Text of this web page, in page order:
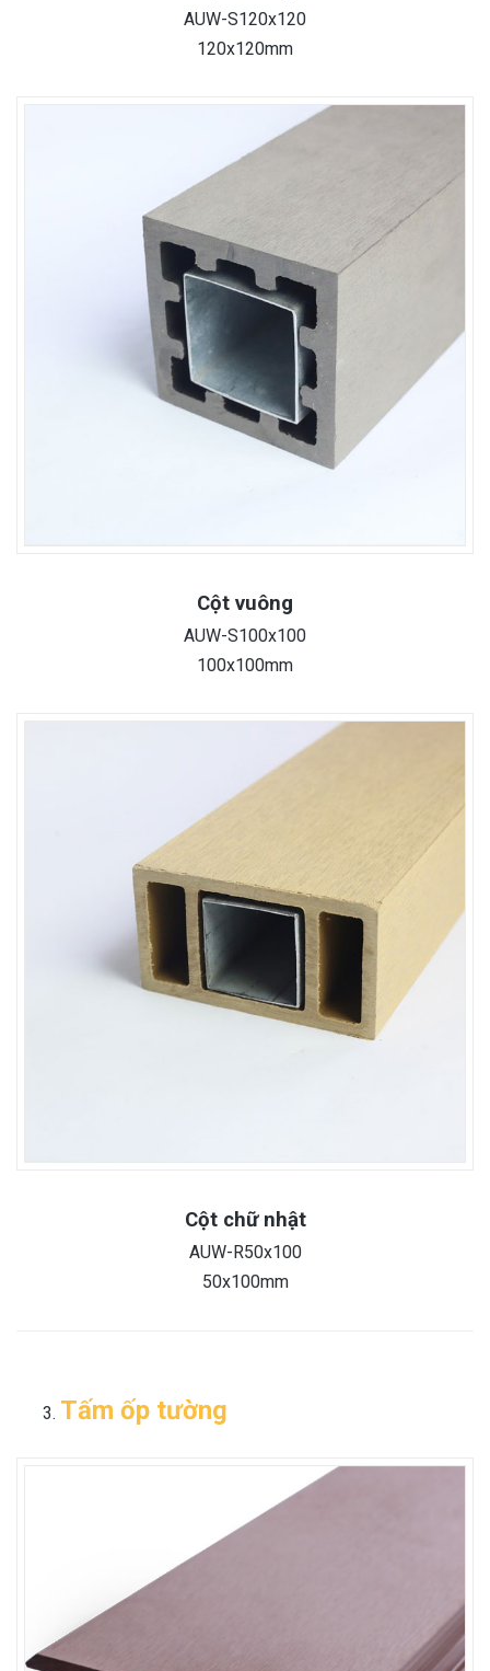
AUW-S120x120
120x120mm
Cột vuông
AUW-S100x100
100x100mm
Cột chữ nhật
AUW-R50x100
50x100mm
Tấm ốp tường